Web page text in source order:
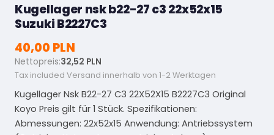
Kugellager nsk b22-27 c3 22x52x15
Suzuki B2227C3
40,00 PLN
Nettopreis:32,52 PLN
Tax included Versand innerhalb von 1-2 Werktagen
Kugellager Nsk B22-27 C3 22X52X15 B2227C3 Original
Koyo Preis gilt für 1 Stück. Spezifikationen:
Abmessungen: 22x52x15 Anwendung: Antriebssystem